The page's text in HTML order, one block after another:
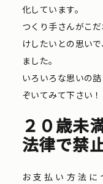
化しています。
つくり手さんがこ
けしたいとの思い
ました。
いろいろな思いの
ぞいてみて下さい！
２０歳未
法律で禁
お支払い方法に